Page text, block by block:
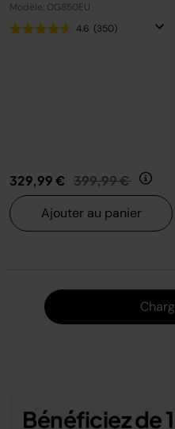
Modèle: OG850EU
4.6 (350)
329,99 € Prix réduit de
399,99 € au
Ajouter au panier
Bénéficiez de